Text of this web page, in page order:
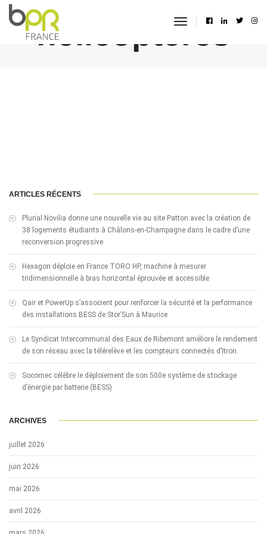
toggle
hélicoptères
ARTICLES RÉCENTS
Plurial Novilia donne une nouvelle vie au site Patton avec la création de
38 logements étudiants à Châlons-en-Champagne dans le cadre d’une
reconversion progressive
Hexagon déploie en France TORO HP, machine à mesurer
tridimensionnelle à bras horizontal éprouvée et accessible
Qair et PowerUp s’associent pour renforcer la sécurité et la performance
des installations BESS de Stor’Sun à Maurice
Le Syndicat Intercommunal des Eaux de Ribemont améliore le rendement
de son réseau avec la télérelève et les compteurs connectés d’Itron
Socomec célèbre le déploiement de son 500e système de stockage
d’énergie par batterie (BESS)
ARCHIVES
juillet 2026
juin 2026
mai 2026
avril 2026